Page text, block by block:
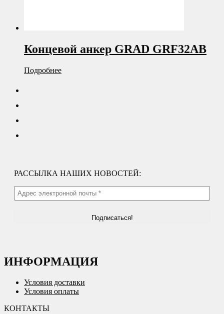
Концевой анкер GRAD GRF32AB
Подробнее
РАССЫЛКА НАШИХ НОВОСТЕЙ:
ИНФОРМАЦИЯ
Условия доставки
Условия оплаты
КОНТАКТЫ